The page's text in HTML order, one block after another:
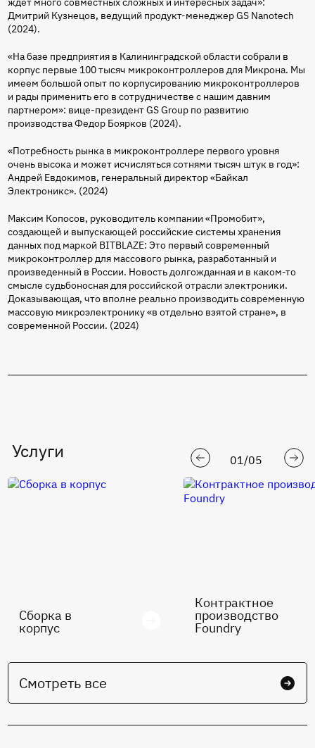
Дмитрий Кузнецов, ведущий продукт-менеджер GS Nanotech
(2024).
«На базе предприятия в Калининградской области собрали в
корпус первые 100 тысяч микроконтроллеров для Микрона. Мы
имеем большой опыт по корпусированию микроконтроллеров
и рады применить его в сотрудничестве с нашим давним
партнером»: вице-президент GS Group по развитию
производства Федор Боярков (2024).
«Потребность рынка в микроконтроллере первого уровня
очень высока и может исчисляться сотнями тысяч штук в год»:
Андрей Евдокимов, генеральный директор «Байкал
Электроникс». (2024)
Максим Копосов, руководитель компании «Промобит»,
создающей и выпускающей российские системы хранения
данных под маркой BITBLAZE: Это первый современный
микроконтроллер для массового рынка, разработанный и
произведенный в России. Новость долгожданная и в каком-то
смысле судьбоносная для российской отрасли электроники.
Доказывающая, что вполне реально производить современную
массовую микроэлектронику «в отдельно взятой стране», в
современной России. (2024)
Услуги 01 /05
Сборка в
корпус
Контрактное
производство
Foundry
Смотреть все